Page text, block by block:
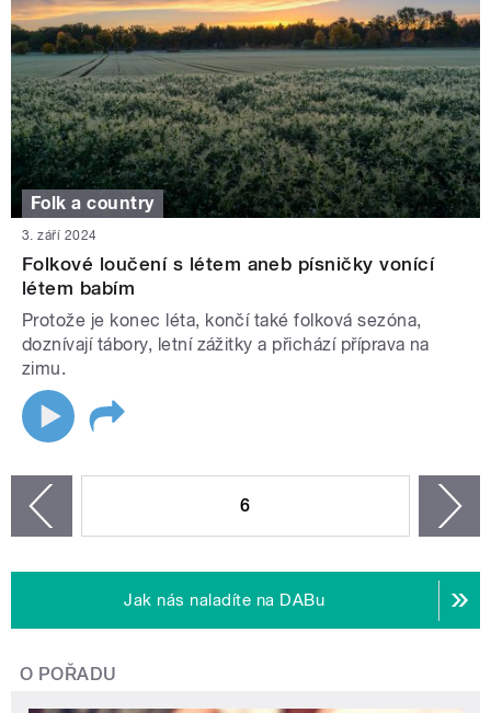
Folk a country
3. září 2024
Folkové loučení s létem aneb písničky vonící
létem babím
Protože je konec léta, končí také folková sezóna,
doznívají tábory, letní zážitky a přichází příprava na
zimu.
6
Jak nás naladíte na DABu
O POŘADU